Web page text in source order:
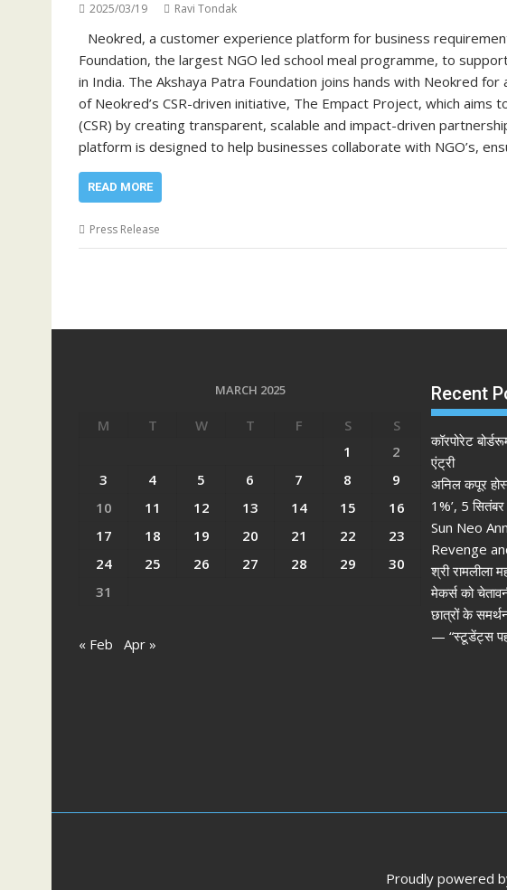
2025/03/19 Ravi Tondak
Neokred, a customer experience platform for business
Foundation, the largest NGO led school meal programme, to
in India. The Akshaya Patra Foundation joins hands with Neokred
of Neokred’s CSR-driven initiative, The Empact Project, which aims
(CSR) by creating transparent, scalable and impact-driven
platform is designed to help businesses collaborate with NGO’s,
READ MORE
Press Release
MARCH 2025
M T W T F S
S
1
2
3
4 5 6 7 8
9
10
11 12 13 14 15
16
17
18 19 20 21 22
23
24
25 26 27 28 29
30
31
« Feb Apr »
Recent
कॉरपोरेट
एंट्री
अनिल कपूर
1%’, 5 सितंबर
Sun Neo
Revenge
श्री रामलीला
मेकर्स को
छात्रों के
— “स्टूडेंट्स
Proudly powered